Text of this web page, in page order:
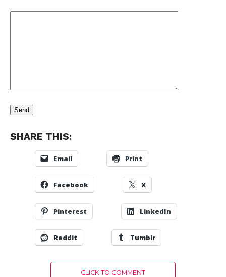
SHARE THIS:
Email Print
Facebook X
Pinterest LinkedIn
Reddit Tumblr
CLICK TO COMMENT